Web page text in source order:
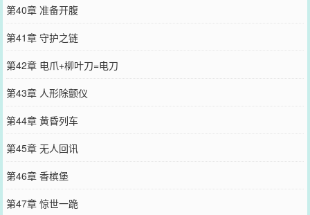
第40章 准备开腹
第41章 守护之链
第42章 电爪+柳叶刀=电刀
第43章 人形除颤仪
第44章 黄昏列车
第45章 无人回讯
第46章 香槟堡
第47章 惊世一跪